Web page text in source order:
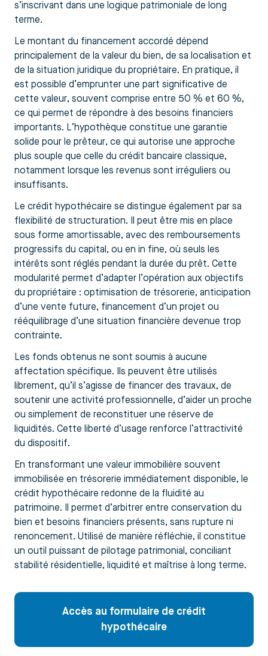
s’inscrivant dans une logique patrimoniale de long
terme.
Le montant du financement accordé dépend
principalement de la valeur du bien, de sa localisation et
de la situation juridique du propriétaire. En pratique, il
est possible d’emprunter une part significative de
cette valeur, souvent comprise entre 50 % et 60 %,
ce qui permet de répondre à des besoins financiers
importants. L’hypothèque constitue une garantie
solide pour le prêteur, ce qui autorise une approche
plus souple que celle du crédit bancaire classique,
notamment lorsque les revenus sont irréguliers ou
insuffisants.
Le crédit hypothécaire se distingue également par sa
flexibilité de structuration. Il peut être mis en place
sous forme amortissable, avec des remboursements
progressifs du capital, ou en in fine, où seuls les
intérêts sont réglés pendant la durée du prêt. Cette
modularité permet d’adapter l’opération aux objectifs
du propriétaire : optimisation de trésorerie, anticipation
d’une vente future, financement d’un projet ou
rééquilibrage d’une situation financière devenue trop
contrainte.
Les fonds obtenus ne sont soumis à aucune
affectation spécifique. Ils peuvent être utilisés
librement, qu’il s’agisse de financer des travaux, de
soutenir une activité professionnelle, d’aider un proche
ou simplement de reconstituer une réserve de
liquidités. Cette liberté d’usage renforce l’attractivité
du dispositif.
En transformant une valeur immobilière souvent
immobilisée en trésorerie immédiatement disponible, le
crédit hypothécaire redonne de la fluidité au
patrimoine. Il permet d’arbitrer entre conservation du
bien et besoins financiers présents, sans rupture ni
renoncement. Utilisé de manière réfléchie, il constitue
un outil puissant de pilotage patrimonial, conciliant
stabilité résidentielle, liquidité et maîtrise à long terme.
Accès au formulaire de crédit
hypothécaire